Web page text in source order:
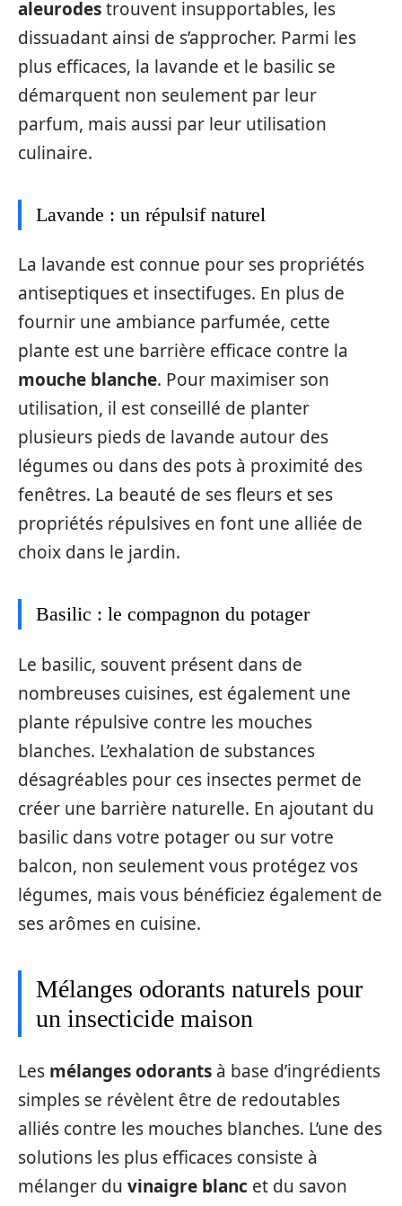
aleurodestrouvent insupportables, les
dissuadant ainsi de s’approcher. Parmi les
plus efficaces, la lavande et le basilic se
démarquent non seulement par leur
parfum, mais aussi par leur utilisation
culinaire.
Lavande : un répulsif naturel
La lavande est connue pour ses propriétés
antiseptiques et insectifuges. En plus de
fournir une ambiance parfumée, cette
plante est une barrière efficace contre la
mouche blanche. Pour maximiser son
utilisation, il est conseillé de planter
plusieurs pieds de lavande autour des
légumes ou dans des pots à proximité des
fenêtres. La beauté de ses fleurs et ses
propriétés répulsives en font une alliée de
choix dans le jardin.
Basilic : le compagnon du potager
Le basilic, souvent présent dans de
nombreuses cuisines, est également une
plante répulsive contre les mouches
blanches. L’exhalation de substances
désagréables pour ces insectes permet de
créer une barrière naturelle. En ajoutant du
basilic dans votre potager ou sur votre
balcon, non seulement vous protégez vos
légumes, mais vous bénéficiez également de
ses arômes en cuisine.
Mélanges odorants naturels pour
un insecticide maison
Les mélanges odorants à base d’ingrédients
simples se révèlent être de redoutables
alliés contre les mouches blanches. L’une des
solutions les plus efficaces consiste à
mélanger du vinaigre blanc et du savon